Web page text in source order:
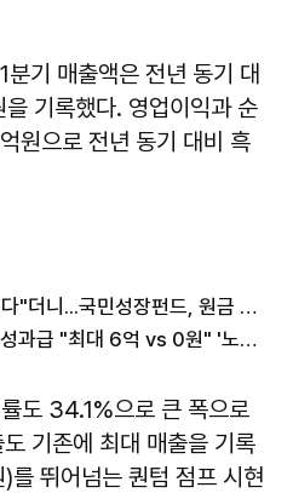
기 매출액은 전년 동기 대
기록했다. 영업이익과 순
원으로 전년 동기 대비 흑
정부 "손실 20% 보장해준다"더니...국민성장펀드, 원금 손실 시작됐다
주가 악재 되나...삼성전자 성과급 "최대 6억 vs 0원" '노노갈등' 터진 이유
도 34.1%으로 큰 폭으로
기존에 최대 매출을 기록
뛰어넘는 퀀텀 점프 시현